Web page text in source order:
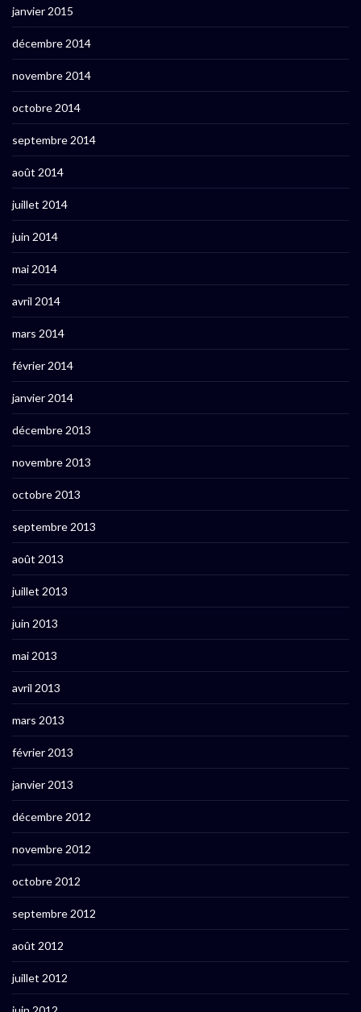
janvier 2015
décembre 2014
novembre 2014
octobre 2014
septembre 2014
août 2014
juillet 2014
juin 2014
mai 2014
avril 2014
mars 2014
février 2014
janvier 2014
décembre 2013
novembre 2013
octobre 2013
septembre 2013
août 2013
juillet 2013
juin 2013
mai 2013
avril 2013
mars 2013
février 2013
janvier 2013
décembre 2012
novembre 2012
octobre 2012
septembre 2012
août 2012
juillet 2012